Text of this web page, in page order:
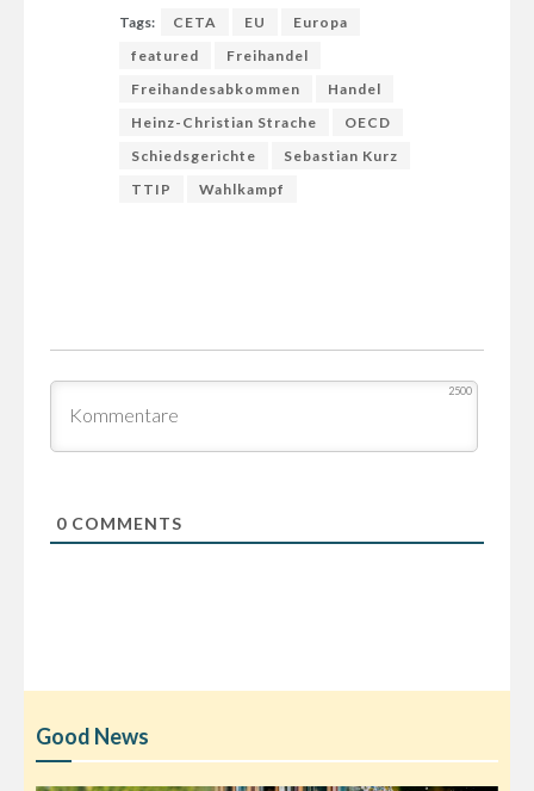
Tags: CETA EU
Europa
featured
Freihandel
Freihandesabkommen
Handel
Heinz-Christian Strache
OECD
Schiedsgerichte
Sebastian Kurz
TTIP
Wahlkampf
2500
0COMMENTS
Good News